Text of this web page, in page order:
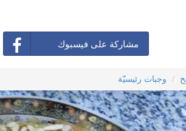
مشاركة على فيسبوك
وجبات رئيسيّة